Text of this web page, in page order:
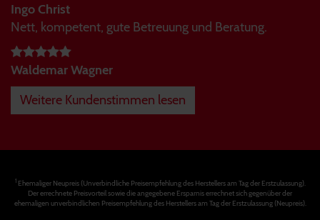
Ingo Christ
Nett, kompetent, gute Betreuung und Beratung.
Waldemar Wagner
Weitere Kundenstimmen lesen
1Ehemaliger Neupreis (Unverbindliche Preisempfehlung des Herstellers am Tag der Erstzulassung).
Der errechnete Preisvorteil sowie die angegebene Ersparnis errechnet sich gegenüber der
ehemaligen unverbindlichen Preisempfehlung des Herstellers am Tag der Erstzulassung (Neupreis).